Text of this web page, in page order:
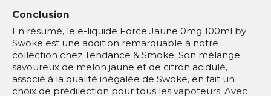
Conclusion
En résumé, le e-liquide Force Jaune 0mg 100ml by
Swoke est une addition remarquable à notre
collection chez Tendance & Smoke. Son mélange
savoureux de melon jaune et de citron acidulé,
associé à la qualité inégalée de Swoke, en fait un
choix de prédilection pour tous les vapoteurs. Avec